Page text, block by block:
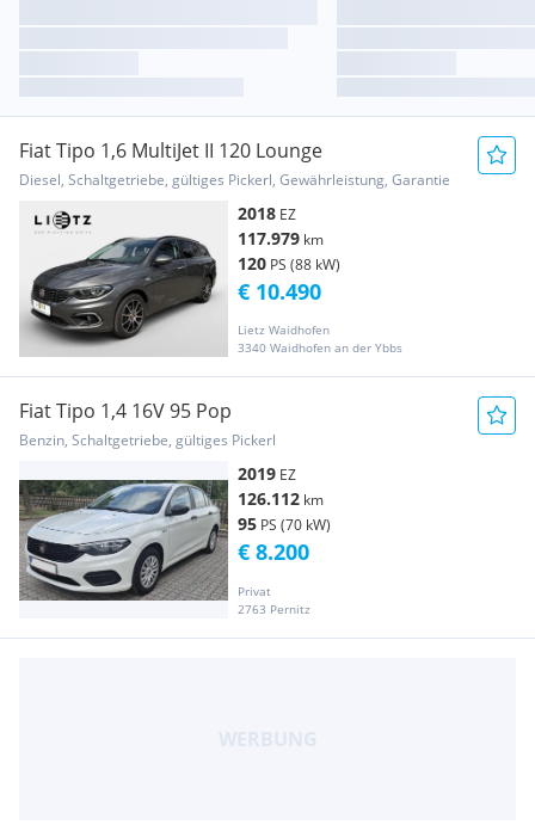
Fiat Tipo 1,6 MultiJet II 120 Lounge
Diesel, Schaltgetriebe, gültiges Pickerl, Gewährleistung, Garantie
2018 EZ
117.979 km
120 PS (88 kW)
Lietz Waidhofen
3340 Waidhofen an der Ybbs
€ 10.490
Fiat Tipo 1,4 16V 95 Pop
Benzin, Schaltgetriebe, gültiges Pickerl
2019 EZ
126.112 km
95 PS (70 kW)
Privat
2763 Pernitz
€ 8.200